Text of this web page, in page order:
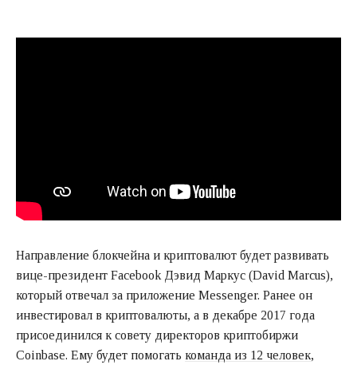
Направление блокчейна и криптовалют будет развивать
вице-президент Facebook Дэвид Маркус (David Marcus),
который отвечал за приложение Messenger. Ранее он
инвестировал в криптовалюты, а в декабре 2017 года
присоединился к совету директоров криптобиржи
Coinbase. Ему будет помогать команда из 12 человек,